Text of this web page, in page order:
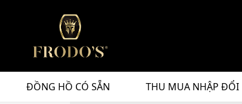
ĐỒNG HỒ CÓ SẴN THU MUA NHẬP ĐỔI